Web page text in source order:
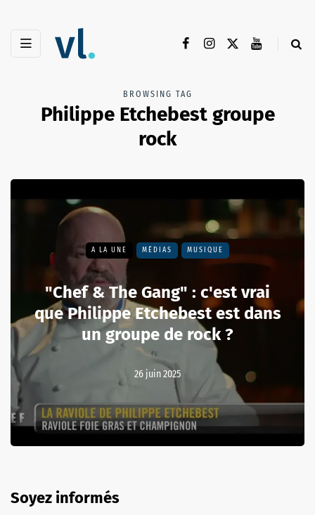
BROWSING TAG
Philippe Etchebest groupe
rock
A LA UNE MÉDIAS MUSIQUE
"Chef & The Gang" : c'est vrai
que Philippe Etchebest est dans
un groupe de rock ?
26 juin 2025
Soyez informés